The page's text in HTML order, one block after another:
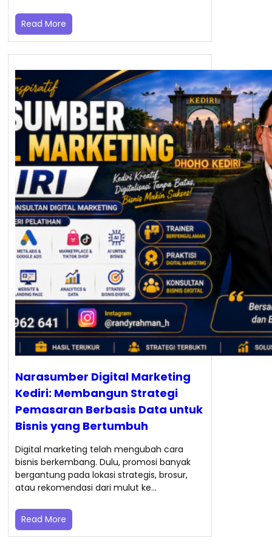
Read More
Narasumber Digital Marketing
Kediri: Membangun Strategi
Pemasaran Berbasis Data untuk
Bisnis yang Bertumbuh
Digital marketing telah mengubah cara
bisnis berkembang. Dulu, promosi banyak
bergantung pada lokasi strategis, brosur,
atau rekomendasi dari mulut ke…
Read More